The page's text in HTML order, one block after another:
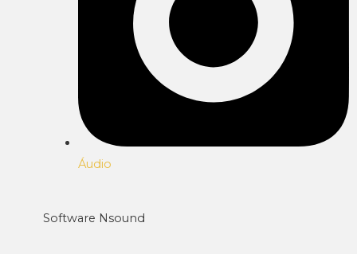
Áudio
Software Nsound